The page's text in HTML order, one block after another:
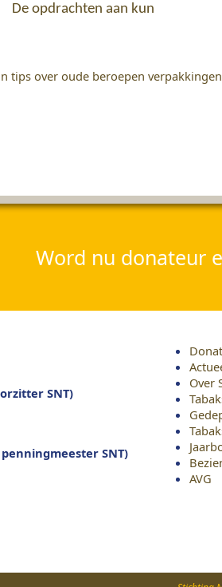
De opdrachten aan kun
tips over oude beroepen
Word nu donateur
SNT)
SNT)
Over
AVG